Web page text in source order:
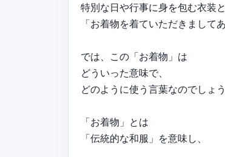
特別な日や行事に身を包む衣装と
「お着物を着ていただきまして
では、この「お着物」は
どういった意味で、
どのように使う言葉なのでしょう
「お着物」とは
「伝統的な和服」を意味し、